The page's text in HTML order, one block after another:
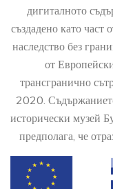
дигиталното
създадено като
наследство без
от
трансгранично
2020.
исторически музей
предполага, че